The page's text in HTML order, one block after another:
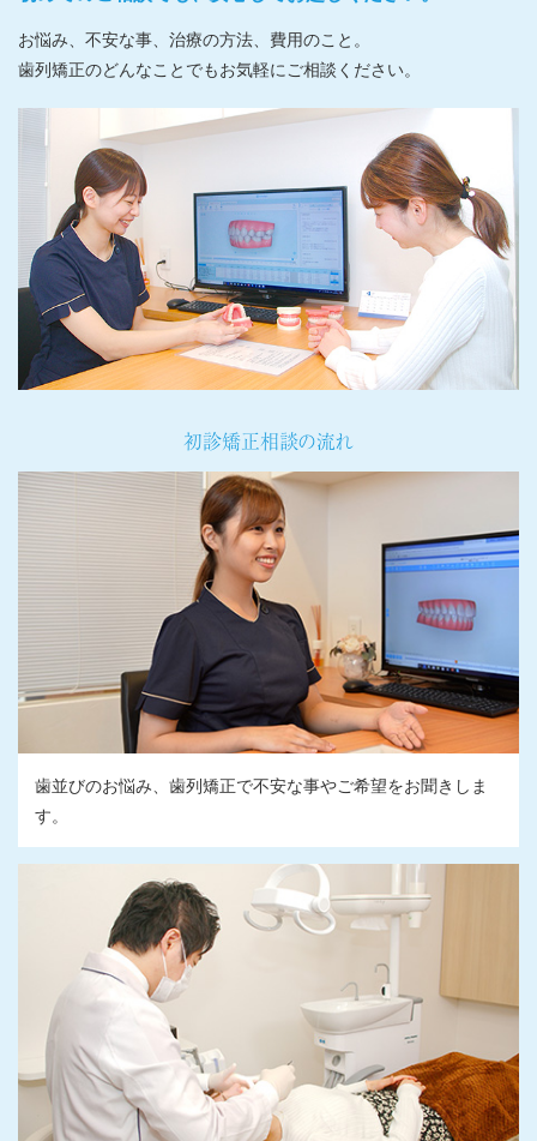
お悩み、不安な事、治療の方法、費用のこと。
歯列矯正のどんなことでもお気軽にご相談ください。
初診矯正相談の流れ
歯並びのお悩み、歯列矯正で不安な事やご希望をお聞きしま
す。